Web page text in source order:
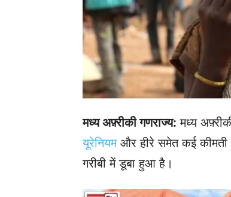
मध्य अफ़्रीकी गणराज्य: मध्य
यूरेनियम और हीरे समेत कई कीमती
गरीबी में डूबा हुआ है।